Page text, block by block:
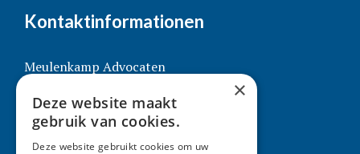
Kontaktinformationen
Meulenkamp Advocaten
5911 CJ Venlo
T: 077 351 50 41
×
Deze website maakt
gebruik van cookies.
Deze website gebruikt cookies om uw